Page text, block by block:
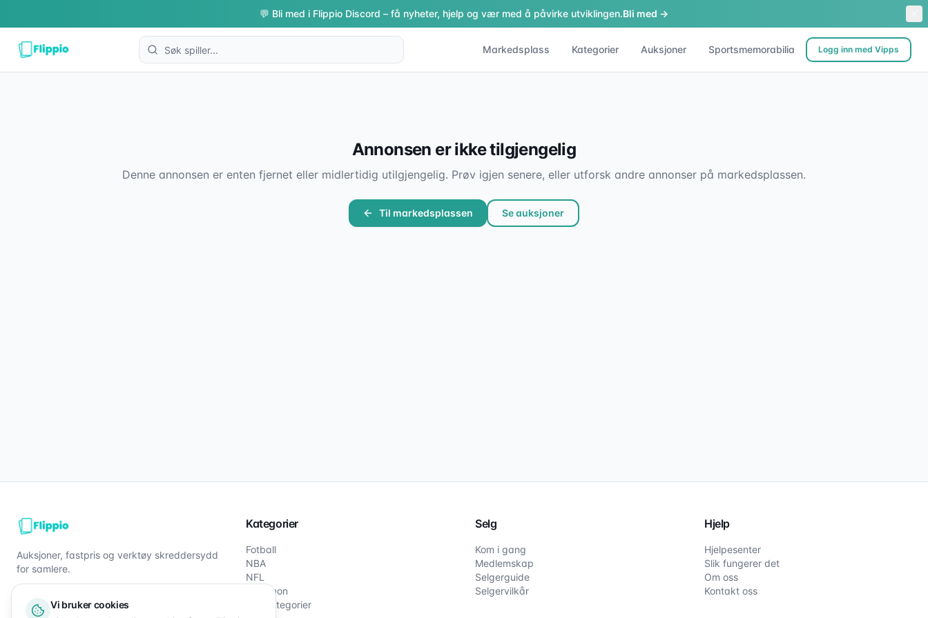
💬 Bli med i Flippio Discord – få nyheter, hjelp og vær med å påvirke utviklingen.Bli med →
Markedsplass Kategorier Auksjoner Sportsmemorabilia Logg inn med Vipps
Annonsen er ikke tilgjengelig
Denne annonsen er enten fjernet eller midlertidig utilgjengelig. Prøv igjen senere, eller utforsk andre annonser på markedsplassen.
Til markedsplassen Se auksjoner
Auksjoner, fastpris og verktøy skreddersydd
for samlere.
Kategorier
Fotball
NBA
NFL
Pokémon
Alle kategorier
Selg
Kom i gang
Medlemskap
Selgerguide
Selgervilkår
Hjelp
Hjelpesenter
Slik fungerer det
Om oss
Kontakt oss
Vi bruker cookies